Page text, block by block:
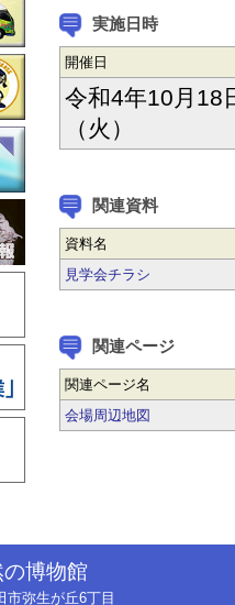
実施日時
開催日
令和4年10月18
（火）
関連資料
資料名
見学会チラシ
関連ページ
関連ページ名
会場周辺地図
の博物館
市弥生が丘6丁目